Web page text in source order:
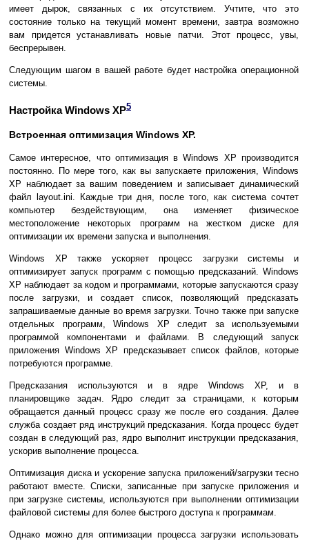
имеет дырок, связанных с их отсутствием. Учтите, что это
состояние только на текущий момент времени, завтра возможно
вам придется устанавливать новые патчи. Этот процесс, увы,
беспрерывен.
Следующим шагом в вашей работе будет настройка операционной
системы.
Настройка Windows XP5
Встроенная оптимизация Windows XP.
Самое интересное, что оптимизация в Windows XP производится
постоянно. По мере того, как вы запускаете приложения, Windows
XP наблюдает за вашим поведением и записывает динамический
файл layout.ini. Каждые три дня, после того, как система сочтет
компьютер бездействующим, она изменяет физическое
местоположение некоторых программ на жестком диске для
оптимизации их времени запуска и выполнения.
Windows XP также ускоряет процесс загрузки системы и
оптимизирует запуск программ с помощью предсказаний. Windows
XP наблюдает за кодом и программами, которые запускаются сразу
после загрузки, и создает список, позволяющий предсказать
запрашиваемые данные во время загрузки. Точно также при запуске
отдельных программ, Windows XP следит за используемыми
программой компонентами и файлами. В следующий запуск
приложения Windows XP предсказывает список файлов, которые
потребуются программе.
Предсказания используются и в ядре Windows XP, и в
планировщике задач. Ядро следит за страницами, к которым
обращается данный процесс сразу же после его создания. Далее
служба создает ряд инструкций предсказания. Когда процесс будет
создан в следующий раз, ядро выполнит инструкции предсказания,
ускорив выполнение процесса.
Оптимизация диска и ускорение запуска приложений/загрузки тесно
работают вместе. Списки, записанные при запуске приложения и
при загрузке системы, используются при выполнении оптимизации
файловой системы для более быстрого доступа к программам.
Однако можно для оптимизации процесса загрузки использовать